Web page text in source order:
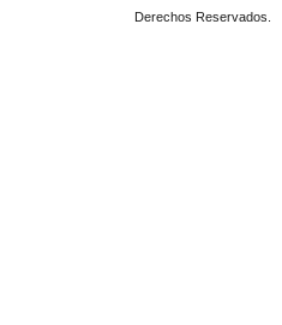
Derechos Reservados.